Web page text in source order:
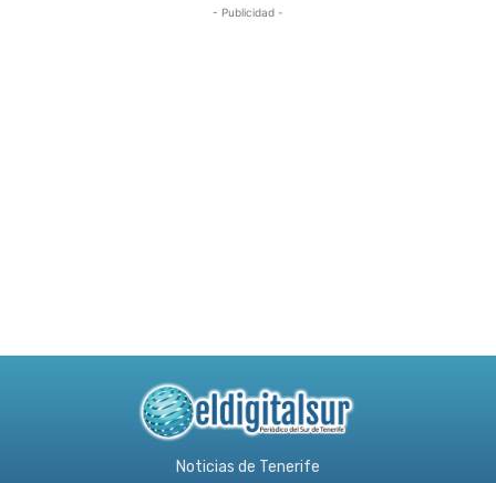
- Publicidad -
Noticias de Tenerife